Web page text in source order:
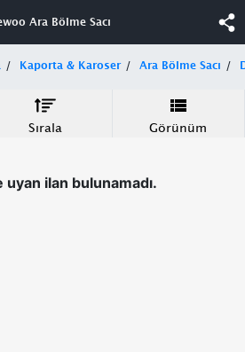
Ara Bölme Sacı
Kaporta & Karoser Ara Bölme Sacı
Sırala Görünüm
ilan bulunamadı.